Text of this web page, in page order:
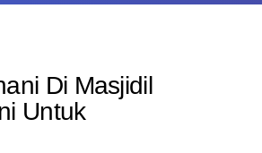
Di Masjidil
Untuk